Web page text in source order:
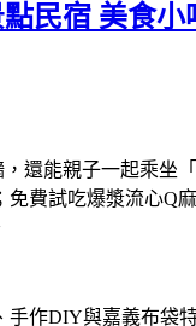
民宿 美食
還能親子一起乘坐「
費試吃爆漿流心Q
作DIY與嘉義布